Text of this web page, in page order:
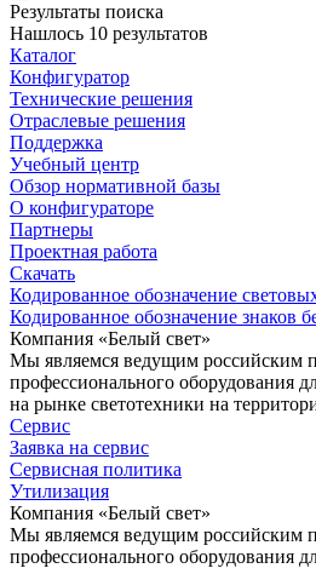
Результаты поиска
Нашлось 10 результатов
Каталог
Конфигуратор
Технические решения
Отраслевые решения
Поддержка
Учебный центр
Обзор нормативной базы
О конфигураторе
Партнеры
Проектная работа
Скачать
Кодированное обозначение
Кодированное обозначение знаков
Компания «Белый свет»
Мы являемся ведущим российским
профессионального оборудования
на рынке светотехники на
Сервис
Заявка на сервис
Сервисная политика
Утилизация
Компания «Белый свет»
Мы являемся ведущим российским
профессионального оборудования